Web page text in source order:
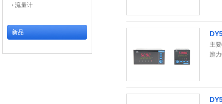
流量计
新品
主
辨